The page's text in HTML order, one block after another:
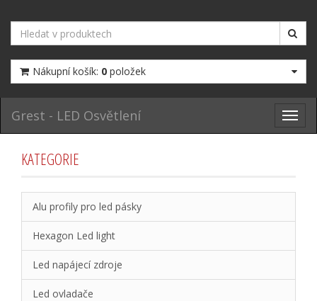
Nákupní košík: 0 položek
Grest - LED Osvětlení
KATEGORIE
Alu profily pro led pásky
Hexagon Led light
Led napájecí zdroje
Led ovladače